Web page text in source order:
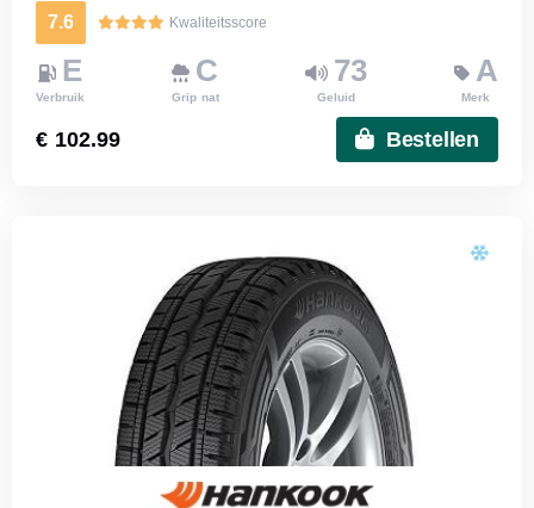
7.6 Kwaliteitsscore
E
Verbruik
C
Grip nat
73
Geluid
A
Merk
€ 102.99 Bestellen